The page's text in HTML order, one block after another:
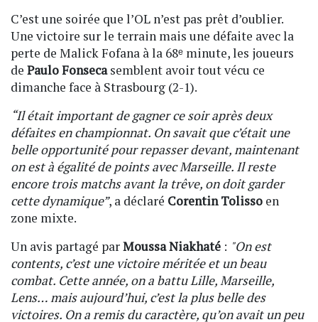
C’est une soirée que l’OL n’est pas prêt d’oublier.
Une victoire sur le terrain mais une défaite avec la
perte de Malick Fofana à la 68ᵉ minute, les joueurs
de Paulo Fonsecasemblent avoir tout vécu ce
dimanche face à Strasbourg (2-1).
“Il était important de gagner ce soir après deux
défaites en championnat. On savait que c’était une
belle opportunité pour repasser devant, maintenant
on est à égalité de points avec Marseille. Il reste
encore trois matchs avant la trêve, on doit garder
cette dynamique”, a déclaré Corentin Tolisso en
zone mixte.
Un avis partagé parMoussa Niakhaté : "On est
contents, c’est une victoire méritée et un beau
combat. Cette année, on a battu Lille, Marseille,
Lens… mais aujourd’hui, c’est la plus belle des
victoires. On a remis du caractère, qu’on avait un peu